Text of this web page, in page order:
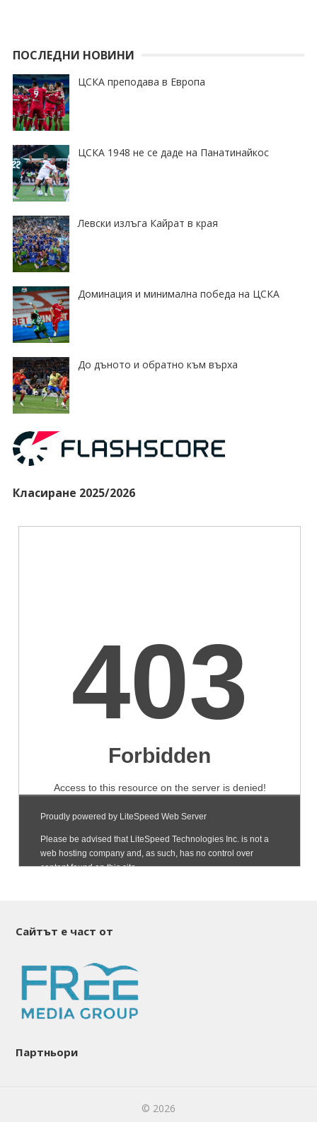
ПОСЛЕДНИ НОВИНИ
ЦСКА преподава в Европа
ЦСКА 1948 не се даде на Панатинайкос
Левски излъга Кайрат в края
Доминация и минимална победа на ЦСКА
До дъното и обратно към върха
Класиране 2025/2026
Сайтът е част от
Партньори
© 2026